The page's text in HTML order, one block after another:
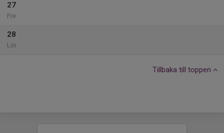
27
Fre
28
Lör
Tillbaka till toppen